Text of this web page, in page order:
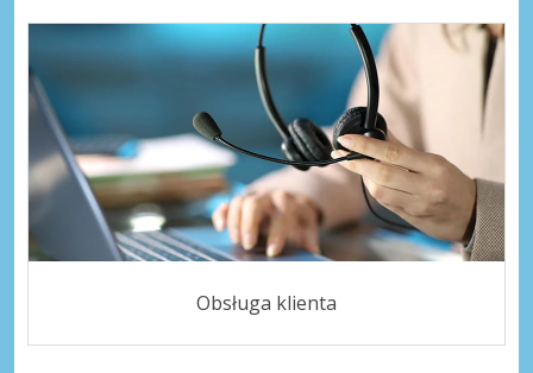
Obsługa klienta